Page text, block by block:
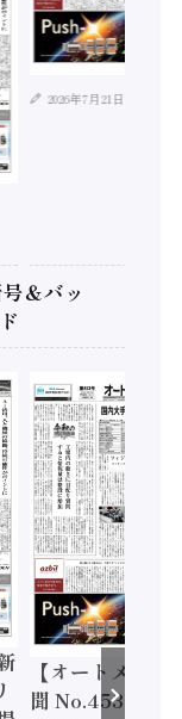
2026年7月21日
＆バッ
【オートメーシ
聞 No.453】フ